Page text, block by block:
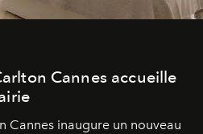
Cannes accueille
Cannes inaugure un nouveau